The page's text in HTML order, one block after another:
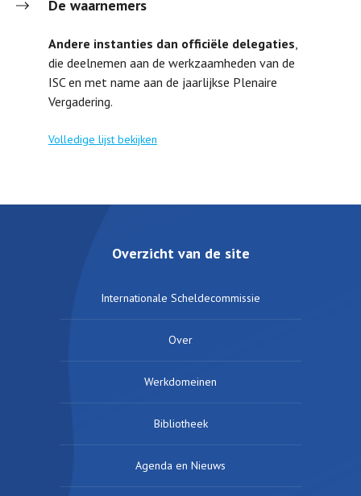
De waarnemers
Andere instanties dan officiële delegaties,
die deelnemen aan de werkzaamheden van de
ISC en met name aan de jaarlijkse Plenaire
Vergadering.
Volledige lijst bekijken
Overzicht van de site
Internationale Scheldecommissie
Over
Werkdomeinen
Bibliotheek
Agenda en Nieuws